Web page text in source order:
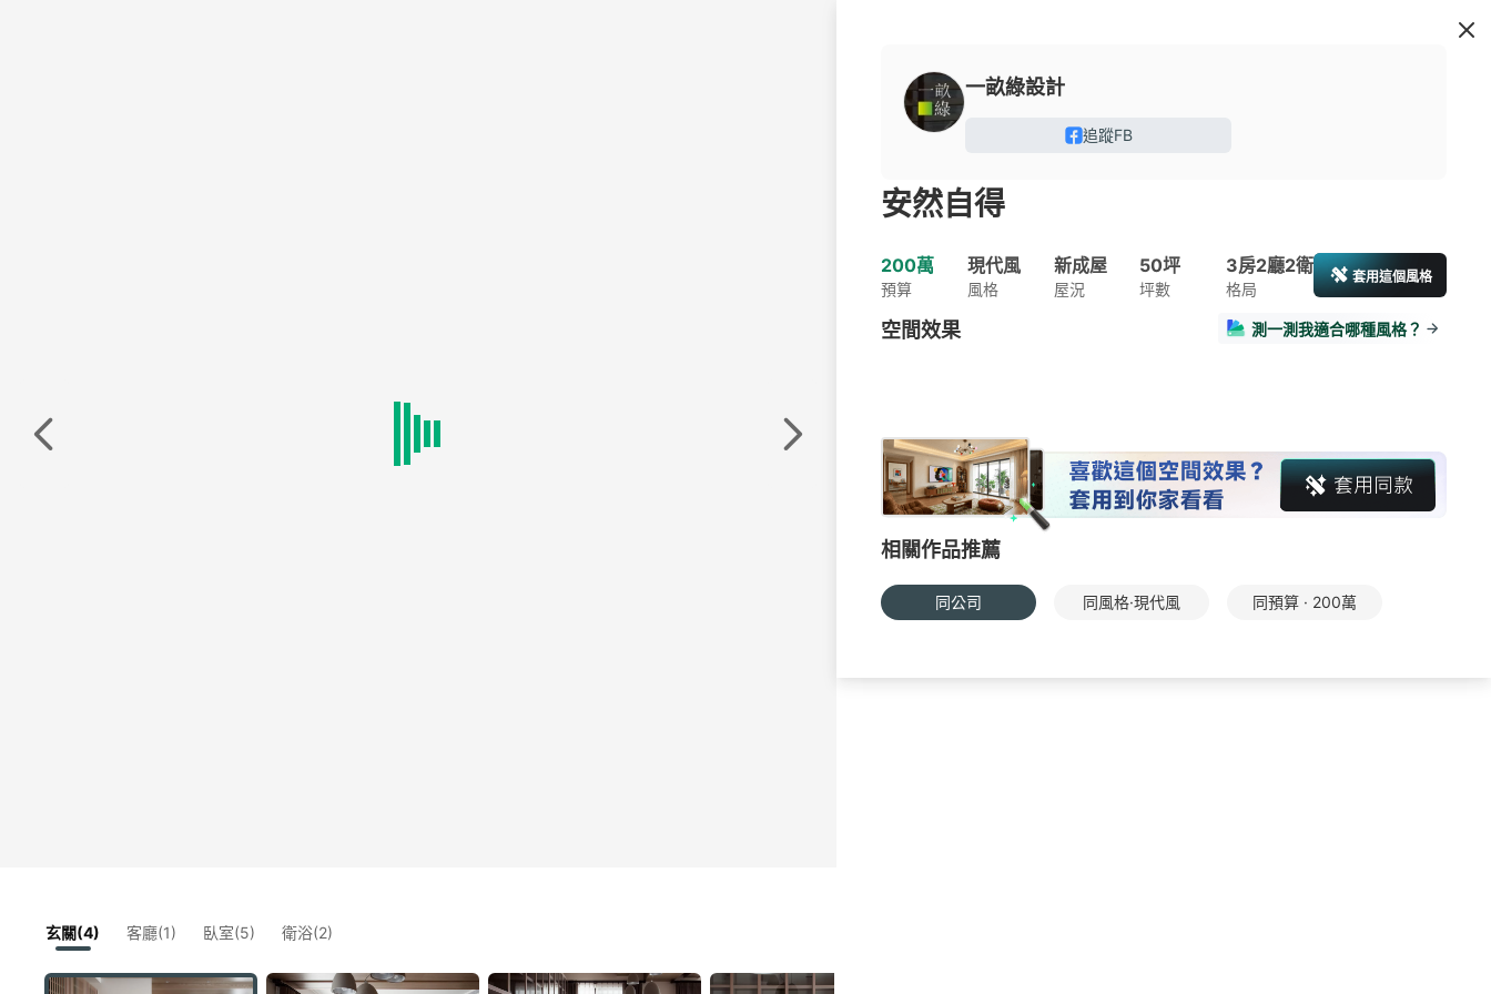
玄關(4) 客廳(1) 臥室(5) 衛浴(2)
一畝綠設計
追蹤FB
安然自得
200萬
預算
現代風
風格
新成屋
屋況
50坪
坪數
3房2廳2衛
格局
套用這個風格
空間效果 測一測我適合哪種風格？
相關作品推薦
同公司 同風格·現代風 同預算 · 200萬